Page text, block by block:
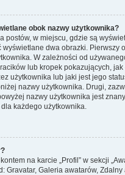
obok nazwy użytkownika?
postów, w miejscu, gdzie są
wyświetlane dwa obrazki. Pierwszy
W zależności od
lub kropek pokazujących,
użytkownika lub jaki jest jego
nazwy użytkownika. Drugi,
nazwy użytkownika jest
każdego użytkownika.
na karcie „Profil” w sekcji
Gravatar, Galeria awatarów,